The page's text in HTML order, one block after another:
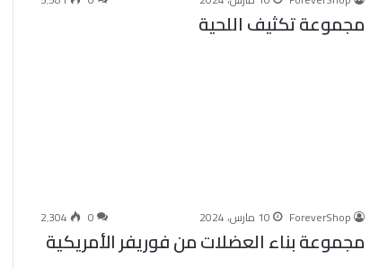
مجموعة تكثيف اللحية
ForeverShop 10 مارس، 2024 0 2٬304
مجموعة بناء العضلات من فوريفر الأمريكية
في
السعودية
ودول